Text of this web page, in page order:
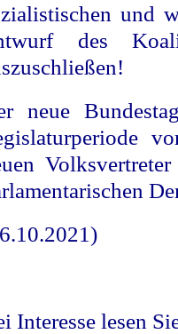
und
des
neue
Interesse lesen